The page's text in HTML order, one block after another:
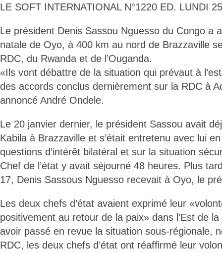
LE SOFT INTERNATIONAL N°1220 ED. LUNDI
Le président Denis Sassou Nguesso du Congo a
natale de Oyo, à 400 km au nord de Brazzaville
RDC, du Rwanda et de l’Ouganda.
«Ils vont débattre de la situation qui prévaut à
des accords conclus dernièrement sur la RDC à
annoncé André Ondele.
Le 20 janvier dernier, le président Sassou avait
Kabila à Brazzaville et s’était entretenu avec lui
questions d’intérêt bilatéral et sur la situation
Chef de l’état y avait séjourné 48 heures. Plus
17, Denis Sassous Nguesso recevait à Oyo, le
Les deux chefs d’état avaient exprimé leur
positivement au retour de la paix» dans l’Est de
avoir passé en revue la situation sous-régionale,
RDC, les deux chefs d’état ont réaffirmé leur